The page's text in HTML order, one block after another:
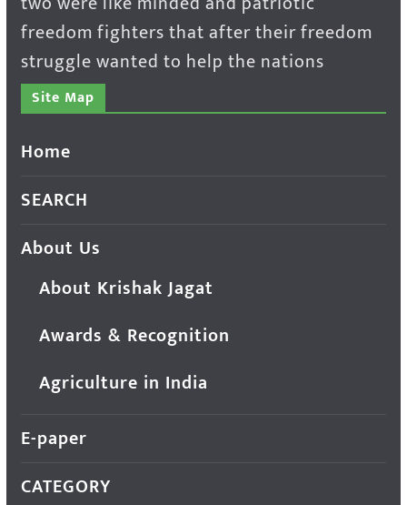
freedom fighters that after their freedom
struggle wanted to help the nations
Site Map
Home
SEARCH
About Us
About Krishak Jagat
Awards & Recognition
Agriculture in India
E-paper
CATEGORY